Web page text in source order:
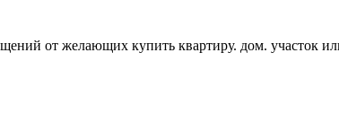
от желающих купить квартиру. дом. участок